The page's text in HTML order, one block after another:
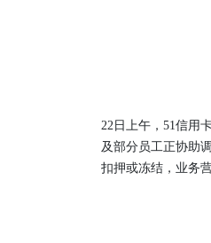
22日上午，51信用
及部分员工正协助
扣押或冻结，业务